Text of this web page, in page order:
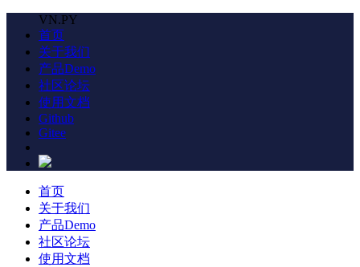
VN.PY
首页
关于我们
产品Demo
社区论坛
使用文档
Github
Gitee
首页
关于我们
产品Demo
社区论坛
使用文档